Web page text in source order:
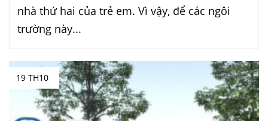
nhà thứ hai của trẻ em. Vì vậy, để các ngôi
trường này...
19 TH10